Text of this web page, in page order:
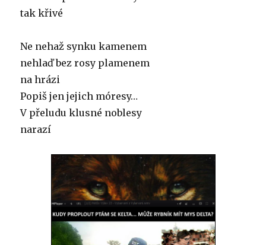
tak křivé
Ne nehaž synku kamenem
nehlaď bez rosy plamenem
na hrázi
Popiš jen jejich móresy…
V přeludu klusné noblesy
narazí